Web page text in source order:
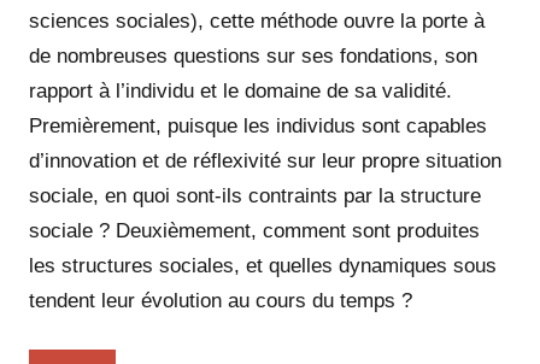
sciences sociales), cette méthode ouvre la porte à
de nombreuses questions sur ses fondations, son
rapport à l’individu et le domaine de sa validité.
Premièrement, puisque les individus sont capables
d’innovation et de réflexivité sur leur propre situation
sociale, en quoi sont-ils contraints par la structure
sociale ? Deuxièmement, comment sont produites
les structures sociales, et quelles dynamiques sous
tendent leur évolution au cours du temps ?